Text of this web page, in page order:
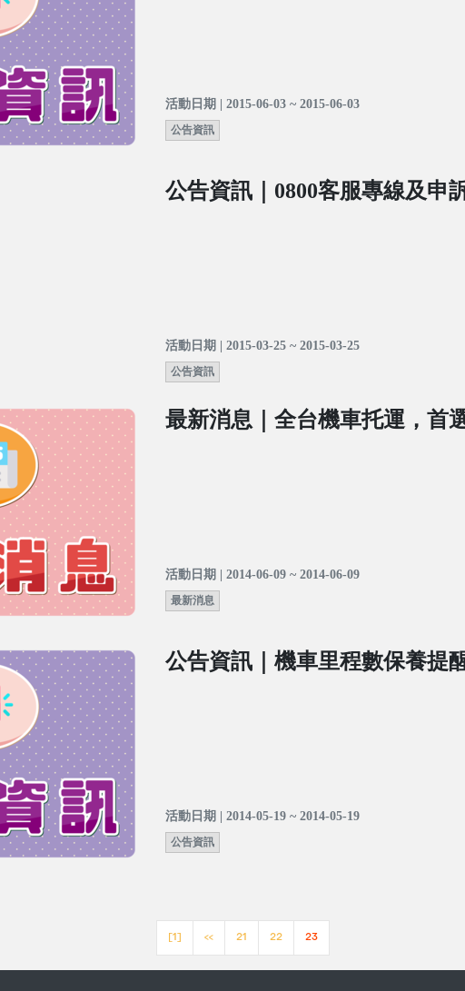
活動日期 | 2015-06-03 ~ 2015-06-03
公告資訊
公告資訊｜0800客服專線及申
活動日期 | 2015-03-25 ~ 2015-03-25
公告資訊
最新消息｜全台機車托運，首
活動日期 | 2014-06-09 ~ 2014-06-09
最新消息
公告資訊｜機車里程數保養提
活動日期 | 2014-05-19 ~ 2014-05-19
公告資訊
[1] << 21 22 23